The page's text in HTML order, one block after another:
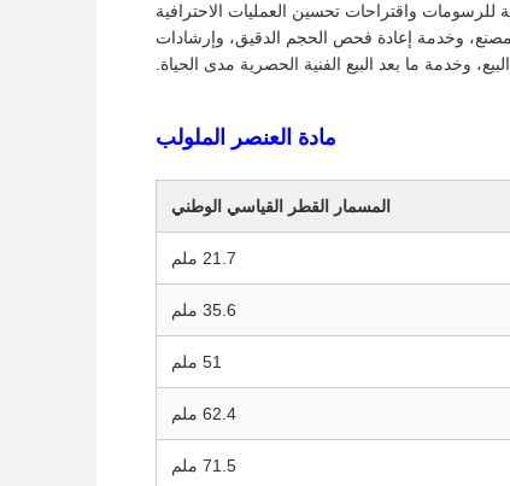
واقتراحات تحسين العمليات الاحترافية
وخدمة إعادة فحص الحجم الدقيق، وإرشادات
وخدمة ما بعد البيع الفنية الحصرية مدى الحياة.
مادة العنصر الملولب
المسمار القطر القياسي الوطني
21.7 ملم
35.6 ملم
51 ملم
62.4 ملم
71.5 ملم